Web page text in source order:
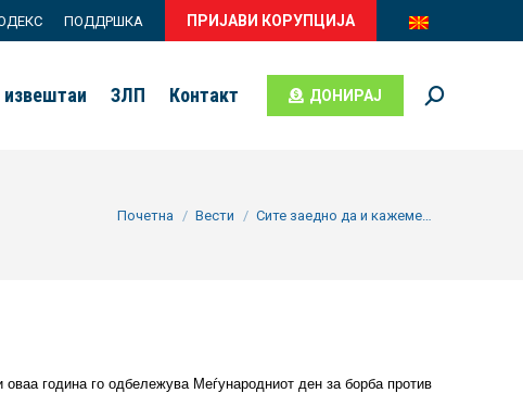
ПОДДРШКА ПРИЈАВИ КОРУПЦИЈА
извештаи ЗЛП Контакт ДОНИРАЈ Search:
You are here:
Почетна Вести Сите заедно да и кажеме…
година го одбележува Меѓународниот ден за борба против